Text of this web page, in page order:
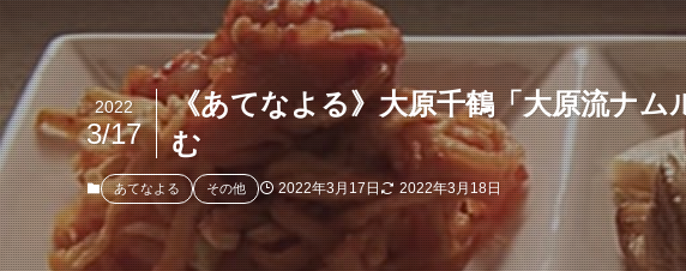
《あてなよる》大原千鶴「大原流ナ
む
2022
3/17
あてなよる その他 2022年3月17日 2022年3月18日